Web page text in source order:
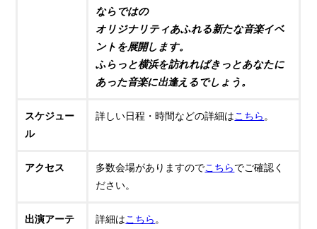
ならではの
オリジナリティあふれる新たな音楽イベ
ントを展開します。
ふらっと横浜を訪れればきっとあなたに
あった音楽に出逢えるでしょう。
スケジュー
ル
詳しい日程・時間などの詳細はこちら 。
アクセス 多数会場がありますのでこちらでご確認く
ださい。
出演アーテ
詳細はこちら 。